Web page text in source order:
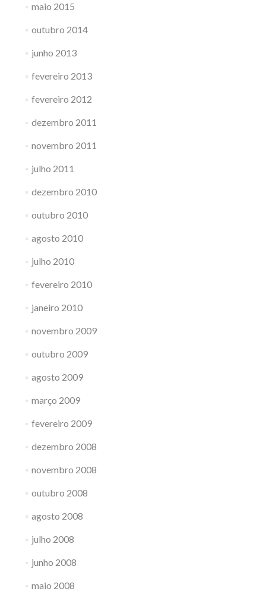
maio 2015
outubro 2014
junho 2013
fevereiro 2013
fevereiro 2012
dezembro 2011
novembro 2011
julho 2011
dezembro 2010
outubro 2010
agosto 2010
julho 2010
fevereiro 2010
janeiro 2010
novembro 2009
outubro 2009
agosto 2009
março 2009
fevereiro 2009
dezembro 2008
novembro 2008
outubro 2008
agosto 2008
julho 2008
junho 2008
maio 2008